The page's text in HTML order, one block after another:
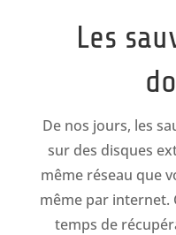
Les
De nos jours, les
sur des disques
même réseau que
même par internet.
temps de